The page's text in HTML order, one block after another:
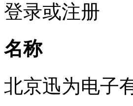
登录或注册
名称
北京迅为电子